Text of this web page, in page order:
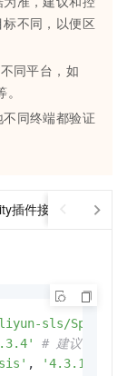
不同，以便区
同平台，如
。
同终端都验证
插件接入
sls/
# 建议使用最
, '4.3.17'